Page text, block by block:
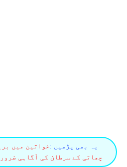
یہ بھی پڑھیں :خواتین میں
چھاتی کے سرطان کی آگاہی